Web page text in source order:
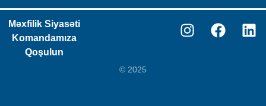
Məxfilik Siyasəti
Komandamıza
Qoşulun
© 2025